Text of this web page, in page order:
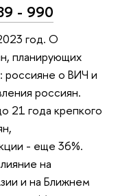
- 990
год. О
планирующих
россияне о ВИЧ и
россиян.
21 года крепкого
- еще 36%.
на
и на Ближнем